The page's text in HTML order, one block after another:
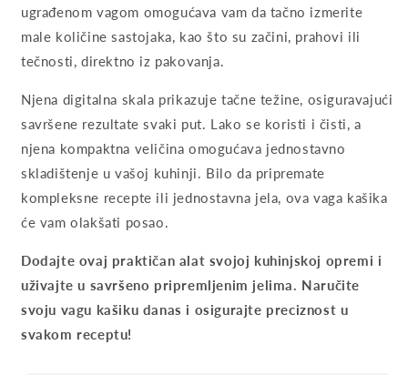
ugrađenom vagom omogućava vam da tačno izmerite
male količine sastojaka, kao što su začini, prahovi ili
tečnosti, direktno iz pakovanja.
Njena digitalna skala prikazuje tačne težine, osiguravajući
savršene rezultate svaki put. Lako se koristi i čisti, a
njena kompaktna veličina omogućava jednostavno
skladištenje u vašoj kuhinji. Bilo da pripremate
kompleksne recepte ili jednostavna jela, ova vaga kašika
će vam olakšati posao.
Dodajte ovaj praktičan alat svojoj kuhinjskoj opremi i
uživajte u savršeno pripremljenim jelima. Naručite
svoju vagu kašiku danas i osigurajte preciznost u
svakom receptu!